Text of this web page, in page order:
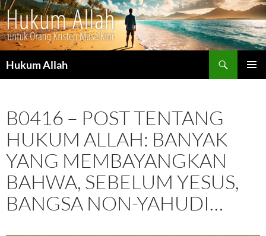
Hukum Allah
B0416 – POST TENTANG
HUKUM ALLAH: BANYAK
YANG MEMBAYANGKAN
BAHWA, SEBELUM YESUS,
BANGSA NON-YAHUDI…